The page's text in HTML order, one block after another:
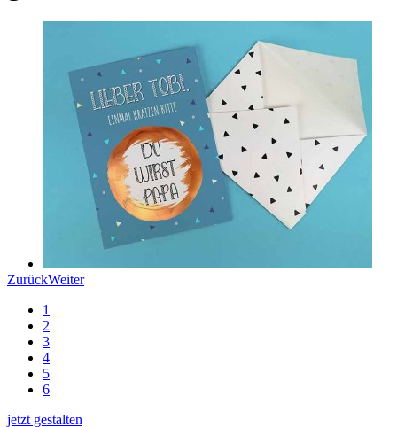
ZurückWeiter
1
2
3
4
5
6
jetzt gestalten